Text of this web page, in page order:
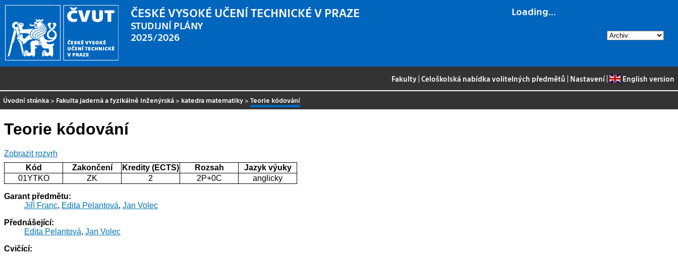
Loading...
ČESKÉ VYSOKÉ UČENÍ TECHNICKÉ V PRAZE
STUDIJNÍ PLÁNY
2025/2026
Fakulty |Celoškolská nabídka volitelných předmětů Nastavení| English version
Úvodní stránka > Fakulta jaderná a fyzikálně inženýrská > katedra matematiky >Teorie kódování
Teorie kódování
Zobrazit rozvrh
Kód
Zakončení Kredity (ECTS) Rozsah
Jazyk výuky
01YTKO
ZK 2 2P+0C anglicky
Garant předmětu:
Jiří Franc, Edita Pelantová, Jan Volec
Přednášející:
Edita Pelantová, Jan Volec
Cvičící: